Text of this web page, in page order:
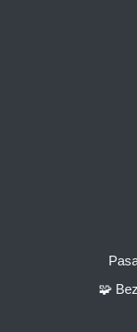
🧩